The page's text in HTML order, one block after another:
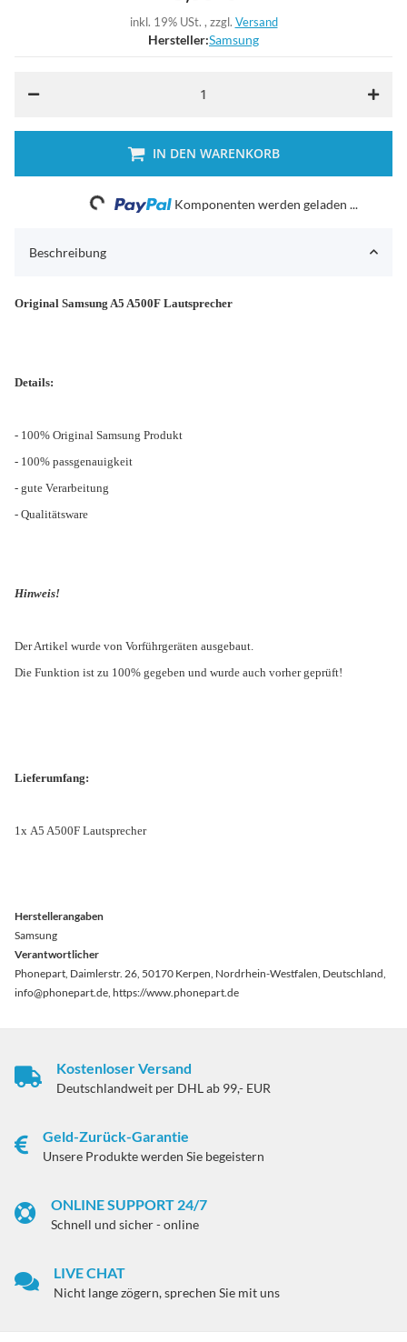
inkl. 19% USt. , zzgl. Versand
Hersteller:Samsung
IN DEN WARENKORB
Loading... Komponenten werden geladen ...
Beschreibung
Original Samsung A5 A500F Lautsprecher
Details:
- 100% Original Samsung Produkt
- 100% passgenauigkeit
- gute Verarbeitung
- Qualitätsware
Hinweis!
Der Artikel wurde von Vorführgeräten ausgebaut.
Die Funktion ist zu 100% gegeben und wurde auch vorher geprüft!
Lieferumfang:
1x A5 A500F Lautsprecher
Herstellerangaben
Samsung
Verantwortlicher
Phonepart, Daimlerstr. 26, 50170 Kerpen, Nordrhein-Westfalen, Deutschland,
info@phonepart.de, https://www.phonepart.de
Kostenloser Versand
Deutschlandweit per DHL ab 99,- EUR
Geld-Zurück-Garantie
Unsere Produkte werden Sie begeistern
ONLINE SUPPORT 24/7
Schnell und sicher - online
LIVE CHAT
Nicht lange zögern, sprechen Sie mit uns